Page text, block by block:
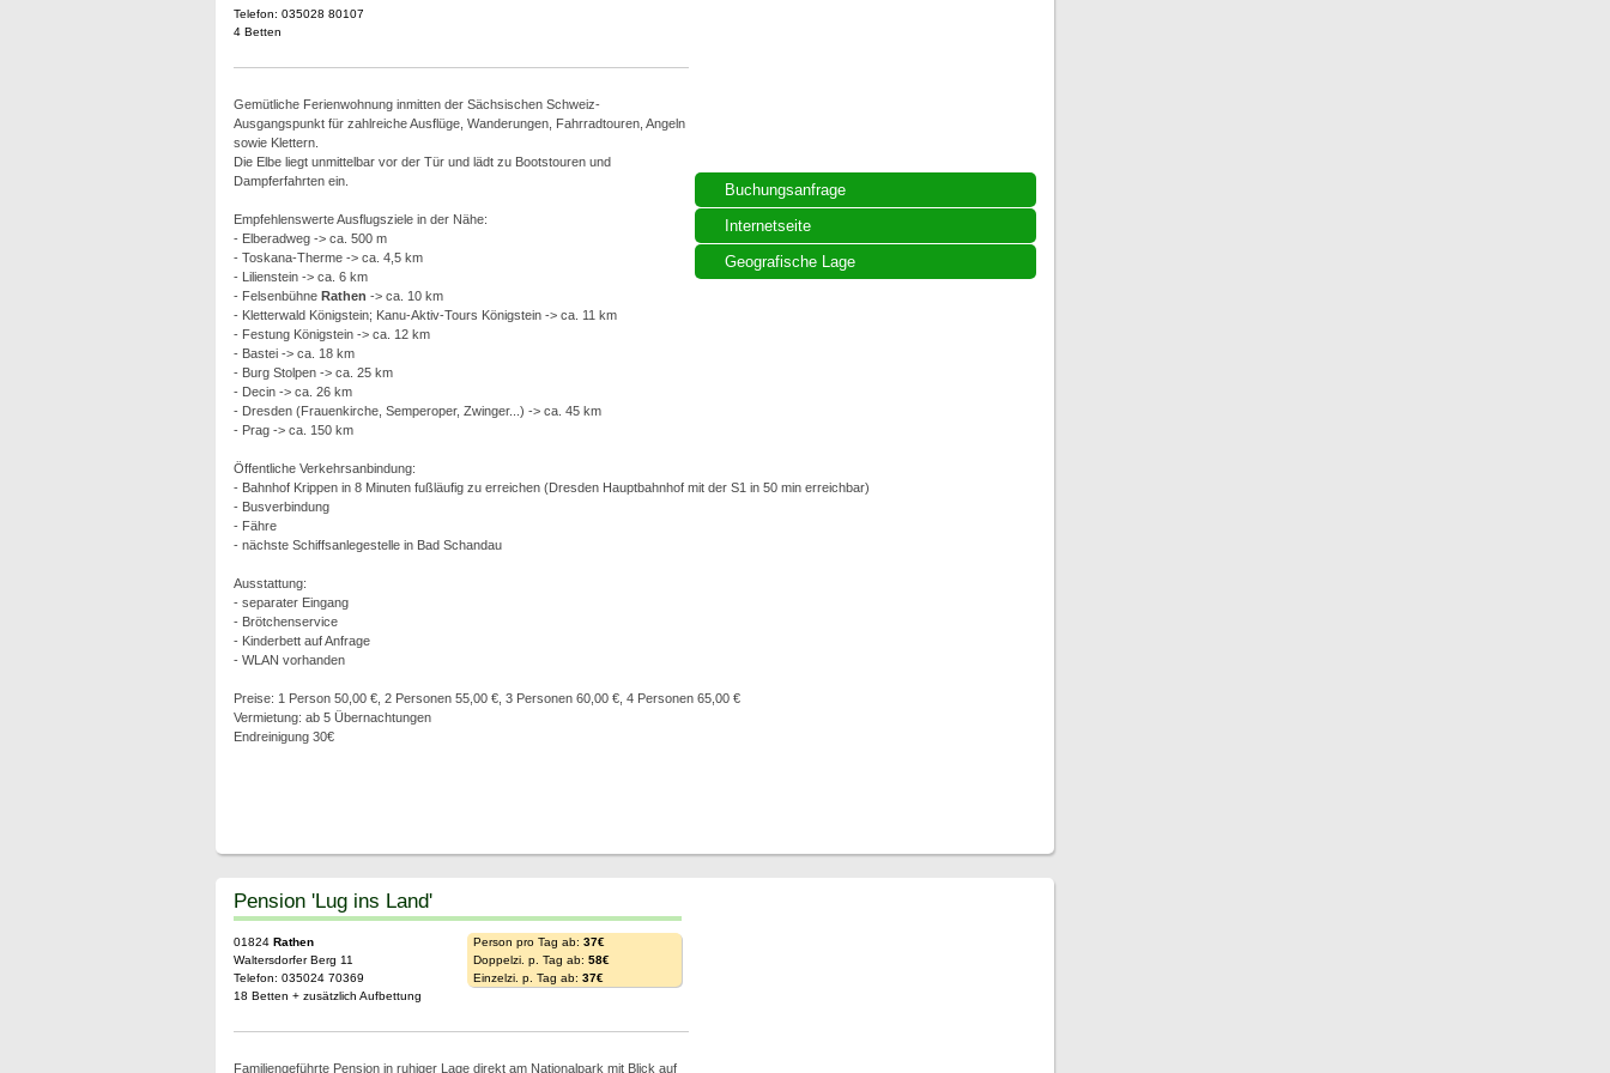
Buchungsanfrage
Internetseite
Geografische Lage
Telefon: 035028 80107
4 Betten
Gemütliche Ferienwohnung inmitten der Sächsischen Schweiz-
Ausgangspunkt für zahlreiche Ausflüge, Wanderungen, Fahrradtouren, Angeln
sowie Klettern.
Die Elbe liegt unmittelbar vor der Tür und lädt zu Bootstouren und
Dampferfahrten ein.
Empfehlenswerte Ausflugsziele in der Nähe:
- Elberadweg -> ca. 500 m
- Toskana-Therme -> ca. 4,5 km
- Lilienstein -> ca. 6 km
- Felsenbühne Rathen -> ca. 10 km
- Kletterwald Königstein; Kanu-Aktiv-Tours Königstein -> ca. 11 km
- Festung Königstein -> ca. 12 km
- Bastei -> ca. 18 km
- Burg Stolpen -> ca. 25 km
- Decin -> ca. 26 km
- Dresden (Frauenkirche, Semperoper, Zwinger...) -> ca. 45 km
- Prag -> ca. 150 km
Öffentliche Verkehrsanbindung:
- Bahnhof Krippen in 8 Minuten fußläufig zu erreichen (Dresden Hauptbahnhof mit der S1 in 50 min erreichbar)
- Busverbindung
- Fähre
- nächste Schiffsanlegestelle in Bad Schandau
Ausstattung:
- separater Eingang
- Brötchenservice
- Kinderbett auf Anfrage
- WLAN vorhanden
Preise: 1 Person 50,00 €, 2 Personen 55,00 €, 3 Personen 60,00 €, 4 Personen 65,00 €
Vermietung: ab 5 Übernachtungen
Endreinigung 30€
Pension 'Lug ins Land'
01824 Rathen
Waltersdorfer Berg 11
Telefon: 035024 70369
18 Betten + zusätzlich Aufbettung
Person pro Tag ab: 37€
Doppelzi. p. Tag ab: 58€
Einzelzi. p. Tag ab: 37€
Familiengeführte Pension in ruhiger Lage direkt am Nationalpark mit Blick auf